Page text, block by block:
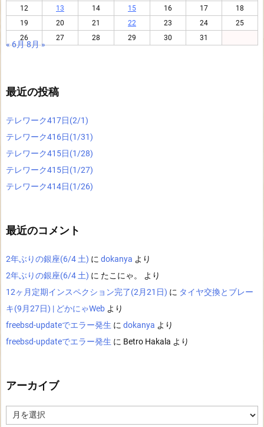
12
13 14 15 16 17
18
19
20 21 22 23 24
25
26
27 28 29 30 31
« 6月8月 »
最近の投稿
テレワーク417日(2/1)
テレワーク416日(1/31)
テレワーク415日(1/28)
テレワーク415日(1/27)
テレワーク414日(1/26)
最近のコメント
2年ぶりの銀座(6/4 土) に dokanya より
2年ぶりの銀座(6/4 土) に たこにゃ。
より
12ヶ月定期インスペクション完了(2月21日) に タイヤ交換とブレー
キ(9月27日) | どかにゃWeb より
freebsd-updateでエラー発生 に dokanya より
freebsd-updateでエラー発生 に Betro Hakala より
アーカイブ
ー